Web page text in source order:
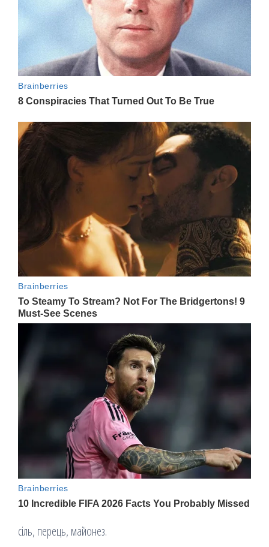
сіль, перець, майонез.